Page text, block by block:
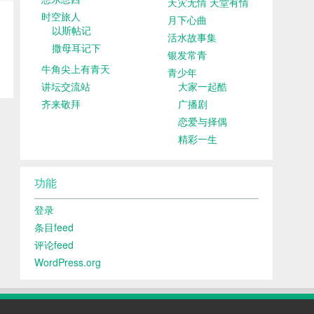
时空旅人
以斯帖记
撒母耳记下
牛角尖上有青天
讲坛交流站
齐来敬拜
月下心曲
活水故事集
银发常青
青少年
大家一起酷
广播剧
恋爱与择偶
精彩一生
功能
登录
条目feed
评论feed
WordPress.org